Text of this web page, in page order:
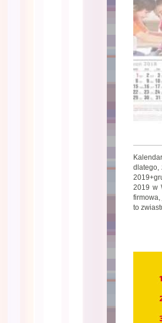
dlatego,
2019 w
firmowa,
to